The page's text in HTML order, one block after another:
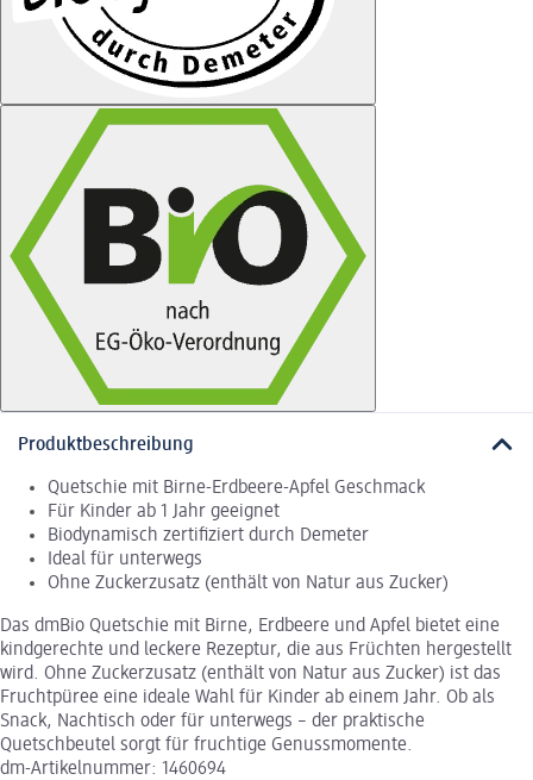
Produktbeschreibung
Quetschie mit Birne-Erdbeere-Apfel Geschmack
Für Kinder ab 1 Jahr geeignet
Biodynamisch zertifiziert durch Demeter
Ideal für unterwegs
Ohne Zuckerzusatz (enthält von Natur aus Zucker)
Das dmBio Quetschie mit Birne, Erdbeere und Apfel bietet eine
kindgerechte und leckere Rezeptur, die aus Früchten hergestellt
wird. Ohne Zuckerzusatz (enthält von Natur aus Zucker) ist das
Fruchtpüree eine ideale Wahl für Kinder ab einem Jahr. Ob als
Snack, Nachtisch oder für unterwegs – der praktische
Quetschbeutel sorgt für fruchtige Genussmomente.
dm-Artikelnummer: 1460694